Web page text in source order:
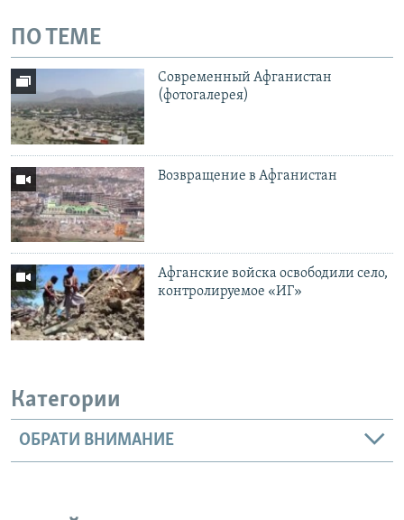
ПО ТЕМЕ
Современный Афганистан
(фотогалерея)
Возвращение в Афганистан
Афганские войска освободили село,
контролируемое «ИГ»
Категории
ОБРАТИ ВНИМАНИЕ